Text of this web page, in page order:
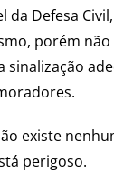
Defesa
porém
existe
perigoso.